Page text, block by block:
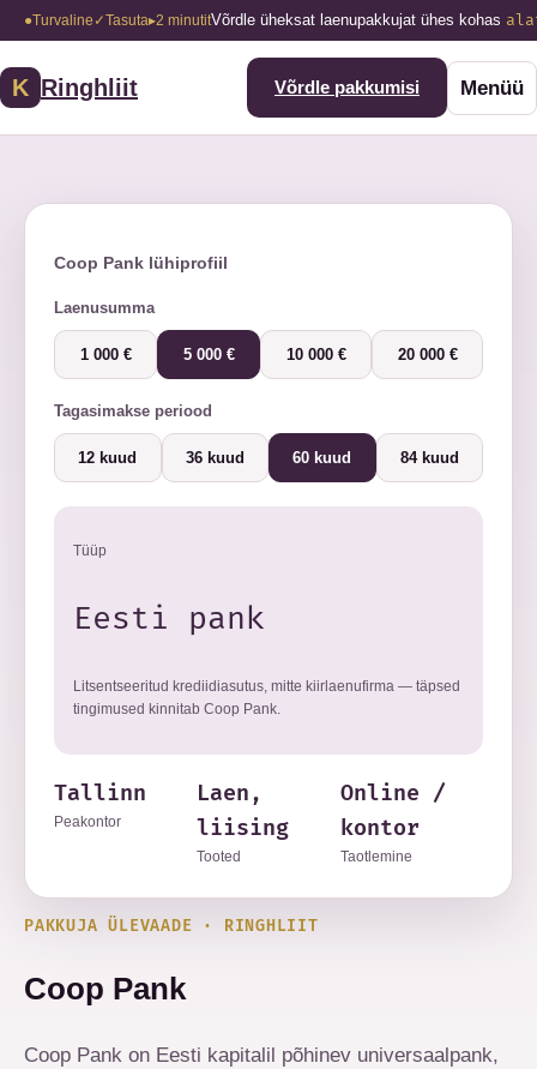
●Turvaline ✓Tasuta▸2 minutitVõrdle üheksat laenupakkujat ühes kohas
K Ringhliit Võrdle pakkumisi Menüü
PAKKUJA ÜLEVAADE · RINGHLIIT
Coop Pank
Coop Pank on Eesti kapitalil põhinev universaalpank,
Coop Pank lühiprofiil
Laenusumma
1 000 € 5 000 € 10 000 € 20 000 €
Tagasimakse periood
12 kuud 36 kuud 60 kuud 84 kuud
Tüüp
Eesti pank
Litsentseeritud krediidiasutus, mitte kiirlaenufirma — täpsed
tingimused kinnitab Coop Pank.
Tallinn
Peakontor
Laen,
liising
Tooted
Online /
kontor
Taotlemine